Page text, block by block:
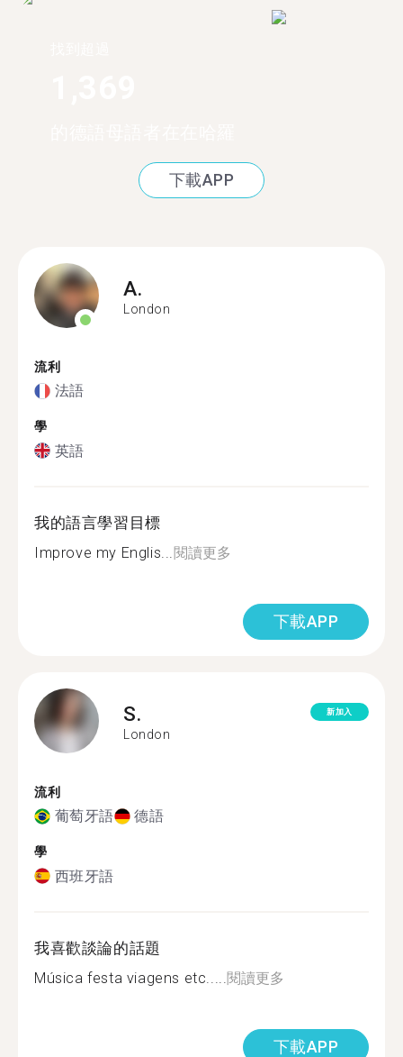
下載APP
A.
London
流利
法語
學
英語
我的語言學習目標
Improve my Englis... 閱讀更多
下載APP
S.
London
新加入
流利
葡萄牙語 德語
學
西班牙語
我喜歡談論的話題
Música festa viagens etc..... 閱讀更多
下載APP